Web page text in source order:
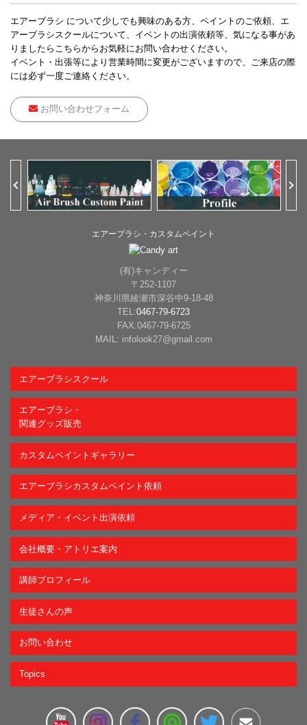
エアーブラシ について少しでも興味のある方、ペイントのご依頼、エ
アーブラシスクールについて、イベントの出演依頼等、気になる事があ
りましたらこちらからお気軽にお問い合わせください。
イベント・出張等により営業時間に変更がございますので、ご来店の際
には必ず一度ご連絡ください。
お問い合わせフォーム
Previous
エアーブラシ・カスタムペイント
(有)キャンディー
〒252-1107
神奈川県綾瀬市深谷中9-18-48
TEL:0467-79-6723
FAX:0467-79-6725
MAIL: infolook27@gmail.com
エアーブラシスクール
エアーブラシ・
関連グッズ販売
カスタムペイントギャラリー
エアーブラシカスタムペイント依頼
メディア・イベント出演依頼
会社概要・アトリエ案内
講師プロフィール
生徒さんの声
お問い合わせ
Topics